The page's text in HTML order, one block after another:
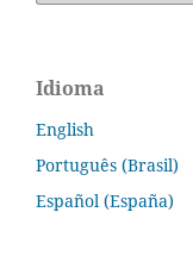
Idioma
English
Português (Brasil)
Español (España)